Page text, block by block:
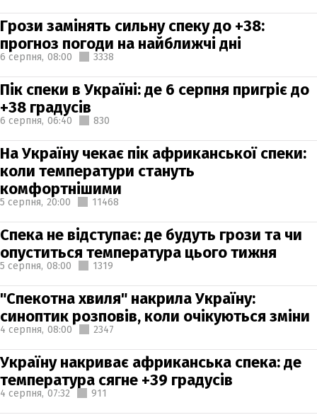
Грози замінять сильну спеку до +38:
прогноз погоди на найближчі дні
6 серпня, 08:00 3338
Пік спеки в Україні: де 6 серпня пригріє до
+38 градусів
6 серпня, 06:40 830
На Україну чекає пік африканської спеки:
коли температури стануть
комфортнішими
5 серпня, 20:00 11468
Спека не відступає: де будуть грози та чи
опуститься температура цього тижня
5 серпня, 08:00 1319
"Спекотна хвиля" накрила Україну:
синоптик розповів, коли очікуються зміни
4 серпня, 08:00 2347
Україну накриває африканська спека: де
температура сягне +39 градусів
4 серпня, 07:32 911